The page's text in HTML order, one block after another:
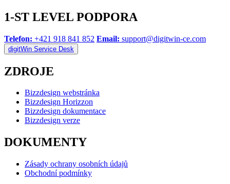
1-ST LEVEL PODPORA
Telefon: +421 918 841 852 Email: support@digitwin-ce.com
digitWin Service Desk
ZDROJE
Bizzdesign webstránka
Bizzdesign Horizzon
Bizzdesign dokumentace
Bizzdesign verze
DOKUMENTY
Zásady ochrany osobních údajů
Obchodní podmínky